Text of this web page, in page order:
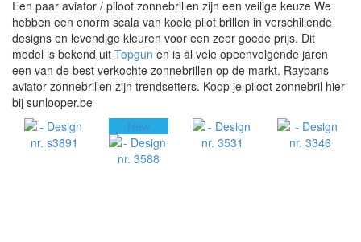
Een paar aviator / piloot zonnebrillen zijn een veilige keuze We
hebben een enorm scala van koele pilot brillen in verschillende
designs en levendige kleuren voor een zeer goede prijs. Dit
model is bekend uit Topgun en is al vele opeenvolgende jaren
een van de best verkochte zonnebrillen op de markt. Raybans
aviator zonnebrillen zijn trendsetters. Koop je piloot zonnebril hier
bij sunlooper.be
New